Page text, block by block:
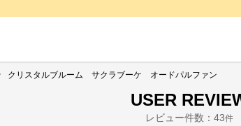
クリスタルブルーム サクラブーケ オードパルファン
USER
レビュー件数： 43件